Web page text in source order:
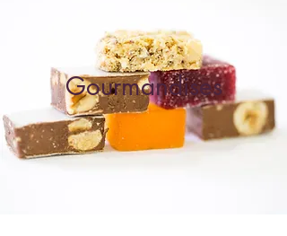
Gourmandises